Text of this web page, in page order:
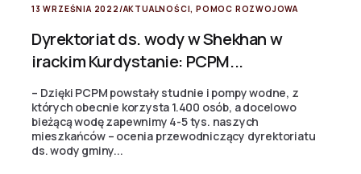
13 WRZEŚNIA 2022 /AKTUALNOŚCI,POMOC ROZWOJOWA
Dyrektoriat ds. wody w Shekhan w
irackim Kurdystanie: PCPM...
– Dzięki PCPM powstały studnie i pompy wodne, z
których obecnie korzysta 1.400 osób, a docelowo
bieżącą wodę zapewnimy 4-5 tys. naszych
mieszkańców – ocenia przewodniczący dyrektoriatu
ds. wody gminy...